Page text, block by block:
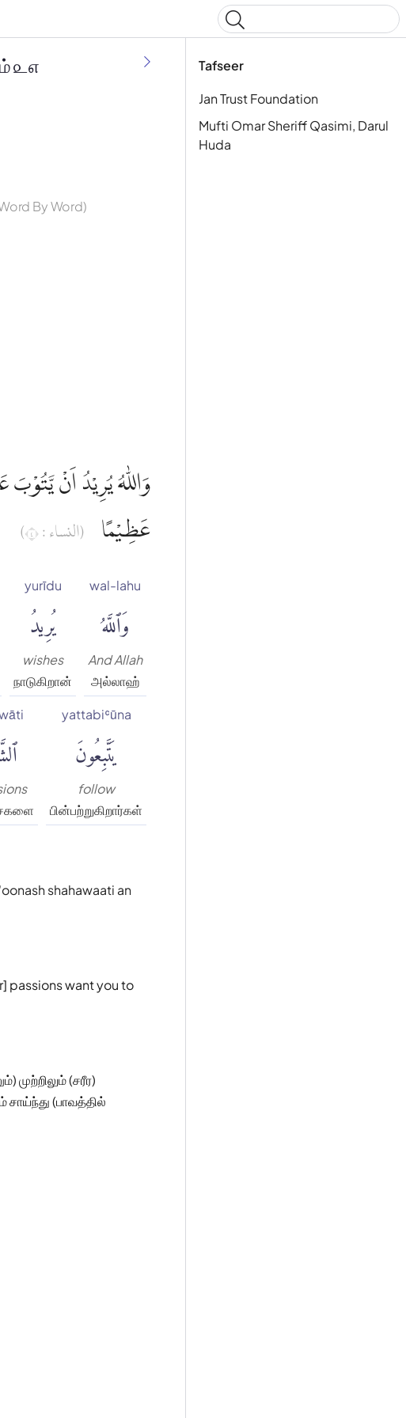
Tafseer
Jan Trust Foundation
Mufti Omar Sheriff Qasimi, Darul
Huda
௨௭
By Word)
وَاللّٰهُ يُرِيْدُ اَنْ يَّتُوْبَ
عَظِيْمًا
(النساء : ٤)
wal-lahu
وَٱللَّهُ
And Allah
அல்லாஹ்
yurīdu
يُرِيدُ
wishes
நாடுகிறான்
yattabiʿūna
يَتَّبِعُونَ
follow
பின்பற்றுகிறார்கள்
shahawaati an
passions want you to
முற்றிலும் (சரீர)
சாய்ந்து (பாவத்தில்